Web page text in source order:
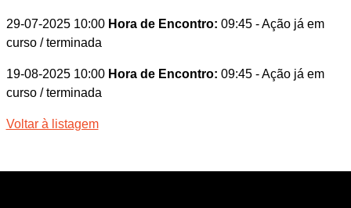
29-07-2025 10:00 Hora de Encontro: 09:45 - Ação já em
curso / terminada
19-08-2025 10:00 Hora de Encontro: 09:45 - Ação já em
curso / terminada
Voltar à listagem